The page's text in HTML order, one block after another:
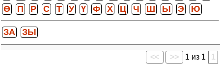
Ө
П Р С Т У Ү Ф Х Ц Ч Ш Ы Э Ю
ЗА ЗЫ
<< >> 1 из 1 1